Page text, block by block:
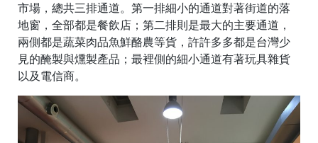
市場，總共三排通道。第一排細小的通道對著街道的落
地窗，全部都是餐飲店；第二排則是最大的主要通道，
兩側都是蔬菜肉品魚鮮酪農等貨，許許多多都是台灣少
見的醃製與燻製產品；最裡側的細小通道有著玩具雜貨
以及電信商。